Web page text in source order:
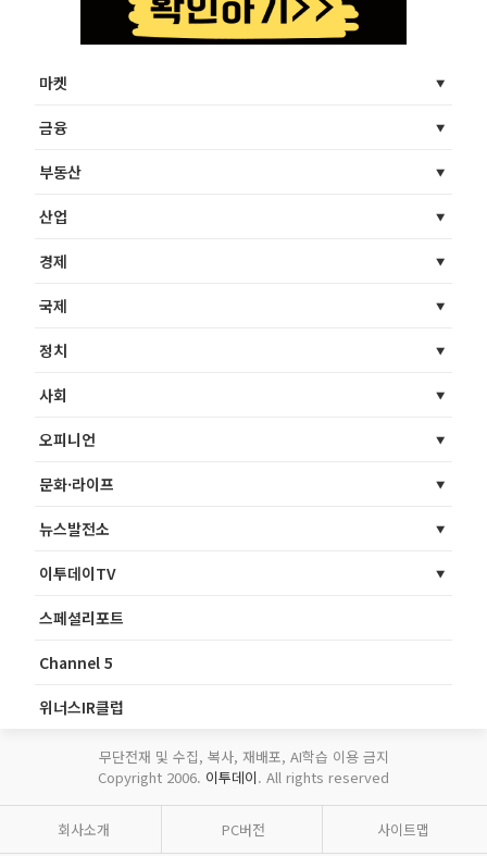
마켓
금융
부동산
산업
경제
국제
정치
사회
오피니언
문화·라이프
뉴스발전소
이투데이TV
스페셜리포트
Channel 5
위너스IR클럽
무단전재 및 수집, 복사, 재배포, AI학습 이용 금지
Copyright 2006. 이투데이. All rights reserved
회사소개 PC버전 사이트맵